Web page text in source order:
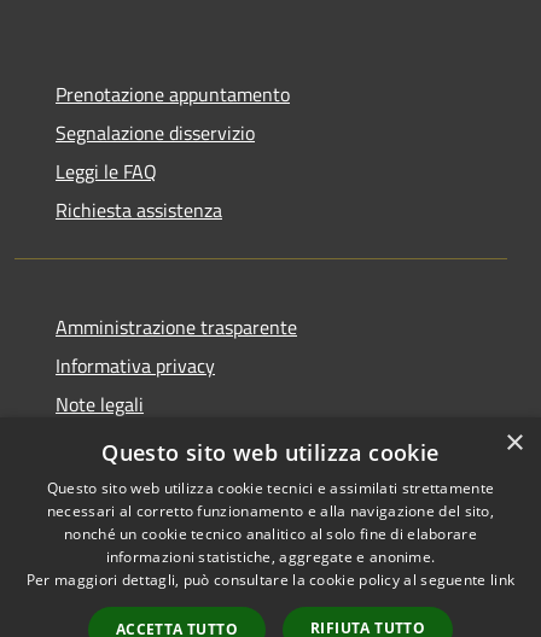
Prenotazione appuntamento
Segnalazione disservizio
Leggi le FAQ
Richiesta assistenza
Amministrazione trasparente
Informativa privacy
Note legali
Dichiarazione di accessibilità
Accessibilità
Copyright © 2026 • Comune di
Castiglione della Pescaia •
Powered byMunicipium
×
Questo sito web utilizza cookie
Questo sito web utilizza cookie tecnici e assimilati strettamente
necessari al corretto funzionamento e alla navigazione del sito,
nonché un cookie tecnico analitico al solo fine di elaborare
informazioni statistiche, aggregate e anonime.
Per maggiori dettagli, può consultare la cookie policy al seguente link
ACCETTA TUTTO RIFIUTA TUTTO